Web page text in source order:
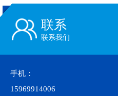
联系
联系我们
手机：
15969914006